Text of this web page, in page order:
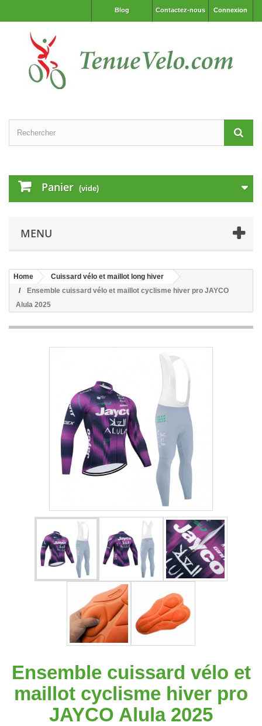
Connexion
Contactez-nous
Blog
Panier (vide)
MENU
Home
Cuissard vélo et maillot long hiver
Ensemble cuissard vélo et maillot cyclisme hiver pro JAYCO
Alula 2025
Ensemble cuissard vélo et
maillot cyclisme hiver pro
JAYCO Alula 2025